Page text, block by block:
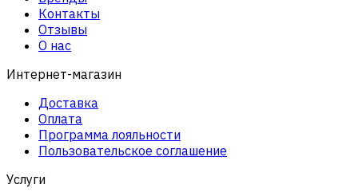
Контакты
Отзывы
О нас
Интернет-магазин
Доставка
Оплата
Программа лояльности
Пользовательское соглашение
Услуги